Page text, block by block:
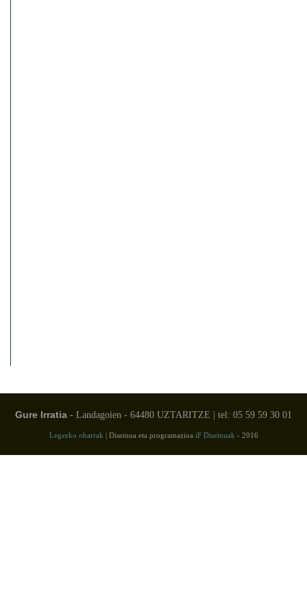
Gure Irratia - Landagoien - 64480 UZTARITZE | tel: 05 59 59 30 01
Legezko oharrak | Diseinua eta programazioa iF Diseinuak - 2016